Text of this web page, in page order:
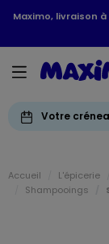
Maximo, livraison
Votre
Accueil L'épicerie
Shampooings